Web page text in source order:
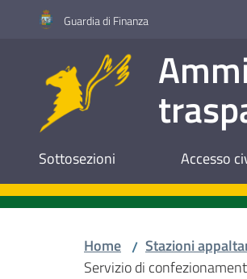
Vai al contenuto
Vai alla navigazione
Vai al footerGuardia di Finanza
Sottosezioni Accesso
Home / Stazioni
Servizio di